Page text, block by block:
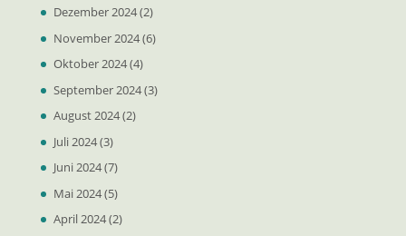
Dezember 2024(2)
November 2024(6)
Oktober 2024(4)
September 2024(3)
August 2024(2)
Juli 2024(3)
Juni 2024(7)
Mai 2024(5)
April 2024(2)